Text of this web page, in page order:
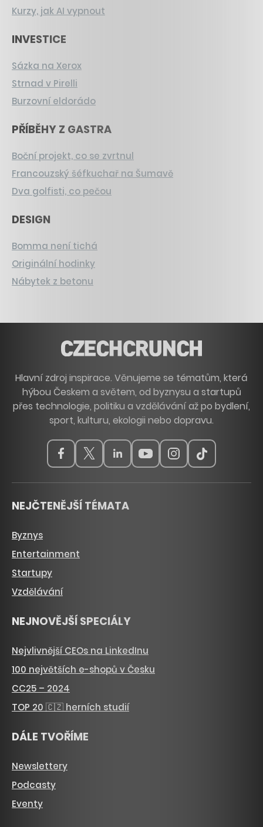
Kurzy, jak AI vypnout
INVESTICE
Sázka na Xerox
Strnad v Pirelli
Burzovní eldorádo
PŘÍBĚHY Z GASTRA
Boční projekt, co se zvrtnul
Francouzský šéfkuchař na Šumavě
Dva golfisti, co pečou
DESIGN
Bomma není tichá
Originální hodinky
Nábytek z betonu
Hlavní zdroj inspirace. Věnujeme se tématům, která
hýbou Českem a světem, od byznysu a startupů
přes technologie, politiku a vzdělávání až po bydlení,
sport, kulturu, ekologii nebo dopravu.
NEJČTENĚJŠÍ TÉMATA
Byznys
Entertainment
Startupy
Vzdělávání
NEJNOVĚJŠÍ SPECIÁLY
Nejvlivnější CEOs na LinkedInu
100 největších e-shopů v Česku
CC25 – 2024
TOP 20 🇨🇿 herních studií
DÁLE TVOŘÍME
Newslettery
Podcasty
Eventy